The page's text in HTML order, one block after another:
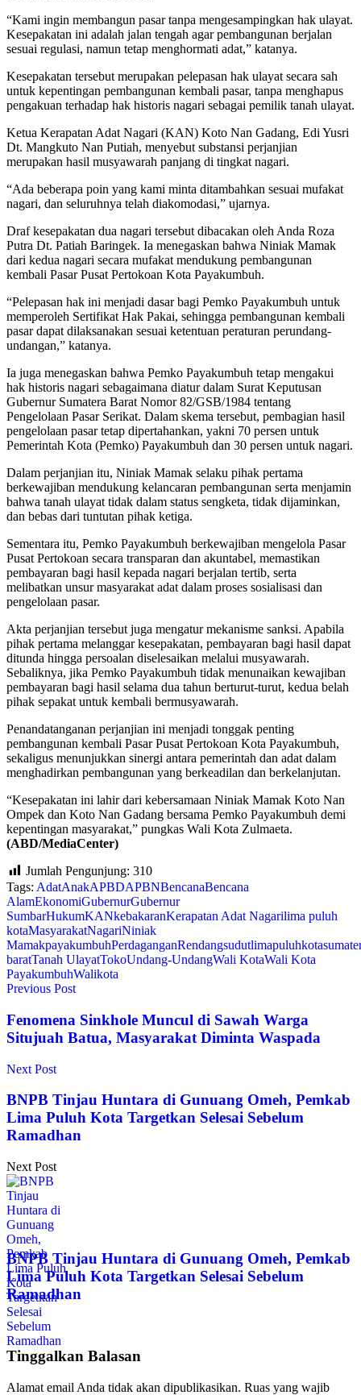
“Kami ingin membangun pasar tanpa mengesampingkan hak ulayat.
Kesepakatan ini adalah jalan tengah agar pembangunan berjalan
sesuai regulasi, namun tetap menghormati adat,” katanya.
Kesepakatan tersebut merupakan pelepasan hak ulayat secara sah
untuk kepentingan pembangunan kembali pasar, tanpa menghapus
pengakuan terhadap hak historis nagari sebagai pemilik tanah ulayat.
Ketua Kerapatan Adat Nagari (KAN) Koto Nan Gadang, Edi Yusri
Dt. Mangkuto Nan Putiah, menyebut substansi perjanjian
merupakan hasil musyawarah panjang di tingkat nagari.
“Ada beberapa poin yang kami minta ditambahkan sesuai mufakat
nagari, dan seluruhnya telah diakomodasi,” ujarnya.
Draf kesepakatan dua nagari tersebut dibacakan oleh Anda Roza
Putra Dt. Patiah Baringek. Ia menegaskan bahwa Niniak Mamak
dari kedua nagari secara mufakat mendukung pembangunan
kembali Pasar Pusat Pertokoan Kota Payakumbuh.
“Pelepasan hak ini menjadi dasar bagi Pemko Payakumbuh untuk
memperoleh Sertifikat Hak Pakai, sehingga pembangunan kembali
pasar dapat dilaksanakan sesuai ketentuan peraturan perundang-
undangan,” katanya.
Ia juga menegaskan bahwa Pemko Payakumbuh tetap mengakui
hak historis nagari sebagaimana diatur dalam Surat Keputusan
Gubernur Sumatera Barat Nomor 82/GSB/1984 tentang
Pengelolaan Pasar Serikat. Dalam skema tersebut, pembagian hasil
pengelolaan pasar tetap dipertahankan, yakni 70 persen untuk
Pemerintah Kota (Pemko) Payakumbuh dan 30 persen untuk nagari.
Dalam perjanjian itu, Niniak Mamak selaku pihak pertama
berkewajiban mendukung kelancaran pembangunan serta menjamin
bahwa tanah ulayat tidak dalam status sengketa, tidak dijaminkan,
dan bebas dari tuntutan pihak ketiga.
Sementara itu, Pemko Payakumbuh berkewajiban mengelola Pasar
Pusat Pertokoan secara transparan dan akuntabel, memastikan
pembayaran bagi hasil kepada nagari berjalan tertib, serta
melibatkan unsur masyarakat adat dalam proses sosialisasi dan
pengelolaan pasar.
Akta perjanjian tersebut juga mengatur mekanisme sanksi. Apabila
pihak pertama melanggar kesepakatan, pembayaran bagi hasil dapat
ditunda hingga persoalan diselesaikan melalui musyawarah.
Sebaliknya, jika Pemko Payakumbuh tidak menunaikan kewajiban
pembayaran bagi hasil selama dua tahun berturut-turut, kedua belah
pihak sepakat untuk kembali bermusyawarah.
Penandatanganan perjanjian ini menjadi tonggak penting
pembangunan kembali Pasar Pusat Pertokoan Kota Payakumbuh,
sekaligus menunjukkan sinergi antara pemerintah dan adat dalam
menghadirkan pembangunan yang berkeadilan dan berkelanjutan.
“Kesepakatan ini lahir dari kebersamaan Niniak Mamak Koto Nan
Ompek dan Koto Nan Gadang bersama Pemko Payakumbuh demi
kepentingan masyarakat,” pungkas Wali Kota Zulmaeta.
(ABD/MediaCenter)
Jumlah Pengunjung: 310
Tags: AdatAnakAPBDAPBNBencanaBencana
AlamEkonomiGubernurGubernur
SumbarHukumKANkebakaranKerapatan Adat Nagarilima puluh
kotaMasyarakatNagariNiniak
MamakpayakumbuhPerdaganganRendangsudutlimapuluhkota
baratTanah UlayatTokoUndang-UndangWali KotaWali Kota
PayakumbuhWalikota
Previous Post
Fenomena Sinkhole Muncul di Sawah Warga
Situjuah Batua, Masyarakat Diminta Waspada
Next Post
BNPB Tinjau Huntara di Gunuang Omeh, Pemkab
Lima Puluh Kota Targetkan Selesai Sebelum
Ramadhan
Next Post
BNPB Tinjau Huntara di Gunuang Omeh, Pemkab
Lima Puluh Kota Targetkan Selesai Sebelum
Ramadhan
Tinggalkan Balasan
Alamat email Anda tidak akan dipublikasikan. Ruas yang wajib